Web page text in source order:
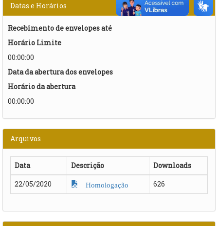
Datas e Horários
Recebimento de envelopes até
Horário Limite
00:00:00
Data da abertura dos envelopes
Horário da abertura
00:00:00
Arquivos
Data Descrição
Downloads
22/05/2020
Homologação 626